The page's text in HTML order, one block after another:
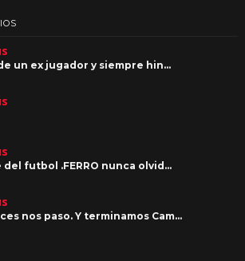
un ex jugador y siempre hin…
del futbol .FERRO nunca olvid…
nos paso. Y terminamos Cam…